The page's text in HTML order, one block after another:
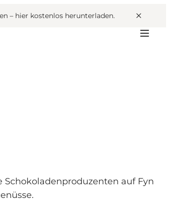
– hier kostenlos herunterladen.
auf Fyn